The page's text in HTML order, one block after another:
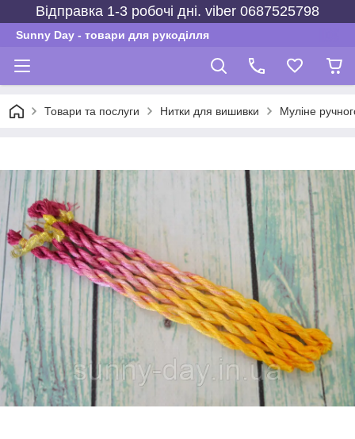
Відправка 1-3 робочі дні. viber 0687525798
Sunny Day - товари для рукоділля
Товари та послуги Нитки для вишивки Муліне